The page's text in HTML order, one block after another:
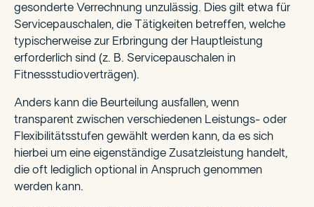
gesonderte Verrechnung unzulässig. Dies gilt etwa für
Servicepauschalen, die Tätigkeiten betreffen, welche
typischerweise zur Erbringung der Hauptleistung
erforderlich sind (z. B. Servicepauschalen in
Fitnessstudioverträgen).
Anders kann die Beurteilung ausfallen, wenn
transparent zwischen verschiedenen Leistungs- oder
Flexibilitätsstufen gewählt werden kann, da es sich
hierbei um eine eigenständige Zusatzleistung handelt,
die oft lediglich optional in Anspruch genommen
werden kann.